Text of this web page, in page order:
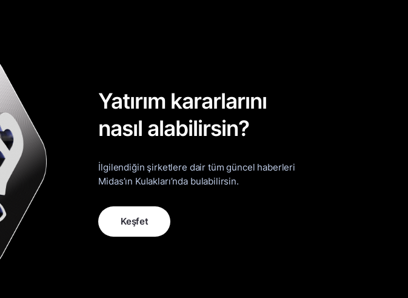
Yatırım kararlarını
nasıl alabilirsin?
İlgilendiğin şirketlere dair tüm güncel haberleri
Midas’ın Kulakları’nda bulabilirsin.
Keşfet